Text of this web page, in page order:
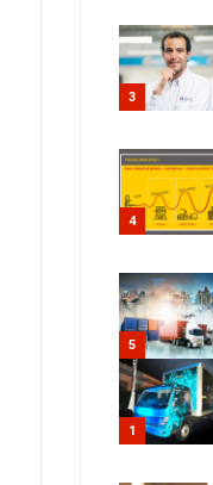
3
4
5
1